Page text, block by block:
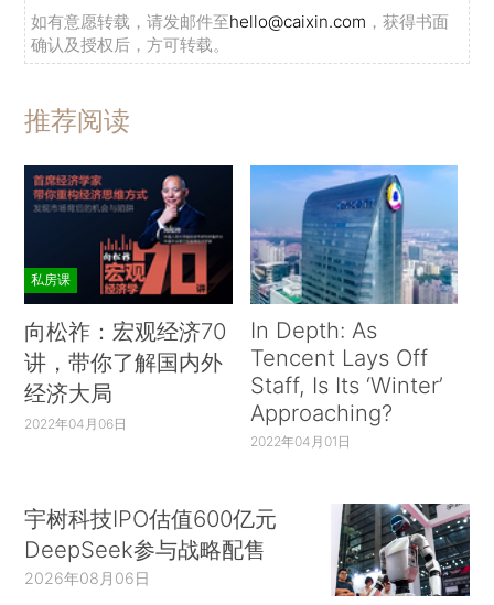
如有意愿转载，请发邮件至hello@caixin.com ，获得书面
确认及授权后，方可转载。
推荐阅读
私房课
向松祚：宏观经济70
讲，带你了解国内外
经济大局
2022年04月06日
In Depth: As
Tencent Lays Off
Staff, Is Its ‘Winter’
Approaching?
2022年04月01日
宇树科技IPO估值600亿元
DeepSeek参与战略配售
2026年08月06日